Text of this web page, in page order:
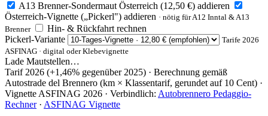
A13 Brenner-Sondermaut Österreich (12,50 €) addieren
Österreich-Vignette („Pickerl") addieren · nötig für A12 Inntal & A13
Brenner
Hin- & Rückfahrt rechnen
Pickerl-Variante
Tarife 2026
ASFINAG · digital oder Klebevignette
Lade Mautstellen…
Tarif 2026 (+1,46% gegenüber 2025) · Berechnung gemäß
Autostrade del Brennero (km × Klassentarif, gerundet auf 10 Cent) ·
Vignette ASFINAG 2026 · Verbindlich: Autobrennero Pedaggio-
Rechner· ASFINAG Vignette